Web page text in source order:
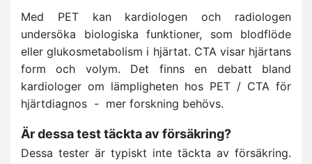
Med PET kan kardiologen och radiologen
undersöka biologiska funktioner, som blodflöde
eller glukosmetabolism i hjärtat. CTA visar hjärtans
form och volym. Det finns en debatt bland
kardiologer om lämpligheten hos PET / CTA för
hjärtdiagnos - mer forskning behövs.
Är dessa test täckta av försäkring?
Dessa tester är typiskt inte täckta av försäkring.